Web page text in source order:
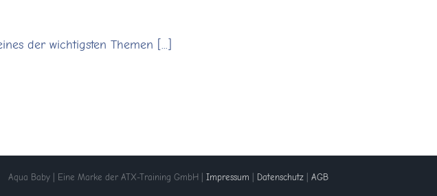
der wichtigsten Themen [...]
Aqua Baby | Eine Marke der ATX-Training GmbH | Impressum Datenschutz AGB